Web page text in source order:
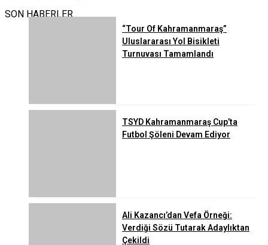
SON HABERLER
“Tour Of Kahramanmaraş”
Uluslararası Yol Bisikleti
Turnuvası Tamamlandı
TSYD Kahramanmaraş Cup’ta
Futbol Şöleni Devam Ediyor
Ali Kazancı’dan Vefa Örneği:
Verdiği Sözü Tutarak Adaylıktan
Çekildi